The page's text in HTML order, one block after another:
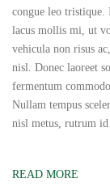
congue leo tristique.
lacus mollis mi, ut
vehicula non risus
nisl. Donec laoreet
fermentum
Nullam tempus
nisl metus, rutrum
READ MORE